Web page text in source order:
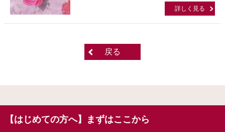
詳しく見る
戻る
【はじめての方へ】まずはここから